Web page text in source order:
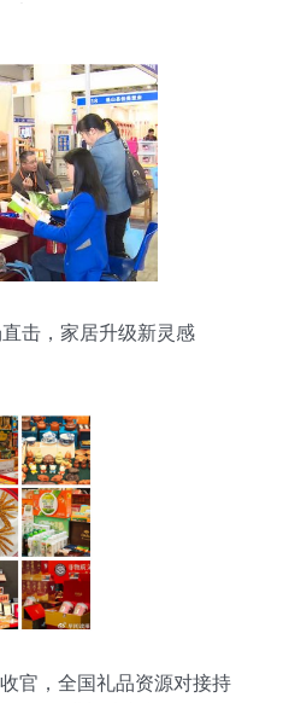
击，家居升级新灵感
官，全国礼品资源对接持